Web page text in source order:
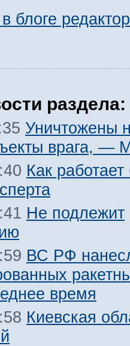
блоге
раздела:
Уничтожены
врага, —
Как
Не подлежит
ВС РФ
время
Киевская